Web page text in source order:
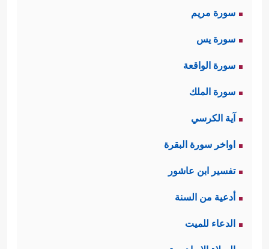
سورة مريم
سورة يس
سورة الواقعة
سورة الملك
آية الكرسي
اواخر سورة البقرة
تفسير ابن عاشور
أدعية من السنة
الدعاء للميت